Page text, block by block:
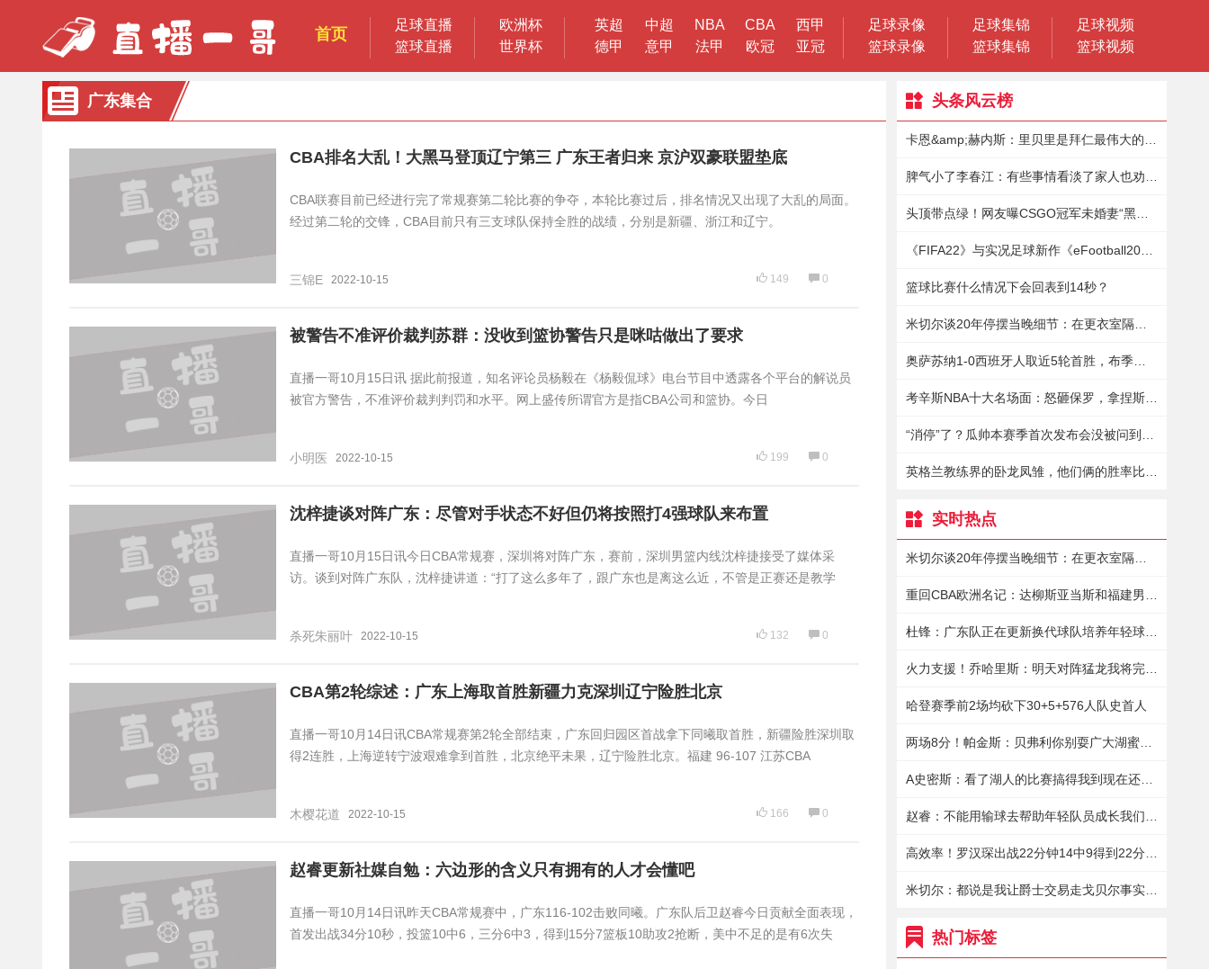
首页
足球直播
篮球直播
欧洲杯
世界杯
英超 中超 NBA CBA
西甲
德甲
意甲 法甲 欧冠 亚冠
足球录像
篮球录像
足球集锦
篮球集锦
足球视频
篮球视频
广东集合
CBA排名大乱！大黑马登顶辽宁第三 广东王者归来 京沪双豪联盟垫底
CBA联赛目前已经进行完了常规赛第二轮比赛的争夺，本轮比赛过后，排名情况又出现了大乱的局面。
经过第二轮的交锋，CBA目前只有三支球队保持全胜的战绩，分别是新疆、浙江和辽宁。
三锦E 2022-10-15 149 0
被警告不准评价裁判苏群：没收到篮协警告只是咪咕做出了要求
直播一哥10月15日讯 据此前报道，知名评论员杨毅在《杨毅侃球》电台节目中透露各个平台的解说员
被官方警告，不准评价裁判判罚和水平。网上盛传所谓官方是指CBA公司和篮协。今日
小明医 2022-10-15 199 0
沈梓捷谈对阵广东：尽管对手状态不好但仍将按照打4强球队来布置
直播一哥10月15日讯今日CBA常规赛，深圳将对阵广东，赛前，深圳男篮内线沈梓捷接受了媒体采
访。谈到对阵广东队，沈梓捷讲道：“打了这么多年了，跟广东也是离这么近，不管是正赛还是教学
杀死朱丽叶 2022-10-15 132 0
CBA第2轮综述：广东上海取首胜新疆力克深圳辽宁险胜北京
直播一哥10月14日讯CBA常规赛第2轮全部结束，广东回归园区首战拿下同曦取首胜，新疆险胜深圳取
得2连胜，上海逆转宁波艰难拿到首胜，北京绝平未果，辽宁险胜北京。福建 96-107 江苏CBA
木樱花道 2022-10-15 166 0
赵睿更新社媒自勉：六边形的含义只有拥有的人才会懂吧
直播一哥10月14日讯昨天CBA常规赛中，广东116-102击败同曦。广东队后卫赵睿今日贡献全面表现，
首发出战34分10秒，投篮10中6，三分6中3，得到15分7篮板10助攻2抢断，美中不足的是有6次失
头条风云榜
篮球比赛什么情况下会回表到14秒？
实时热点
哈登赛季前2场均砍下30+5+576人队史首人
热门标签